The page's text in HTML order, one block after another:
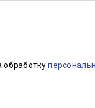
обработку